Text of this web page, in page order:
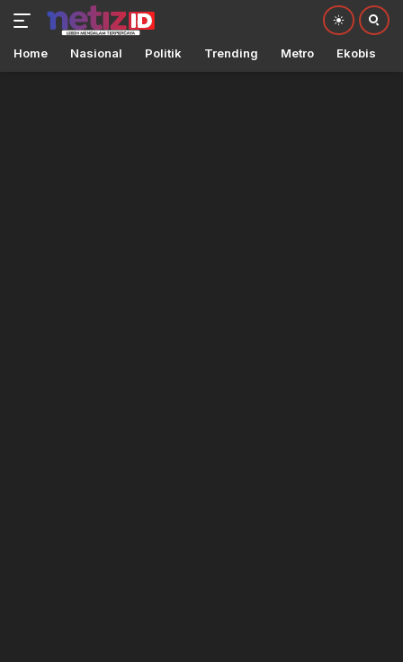
Home Nasional Politik Trending Metro Ekobis